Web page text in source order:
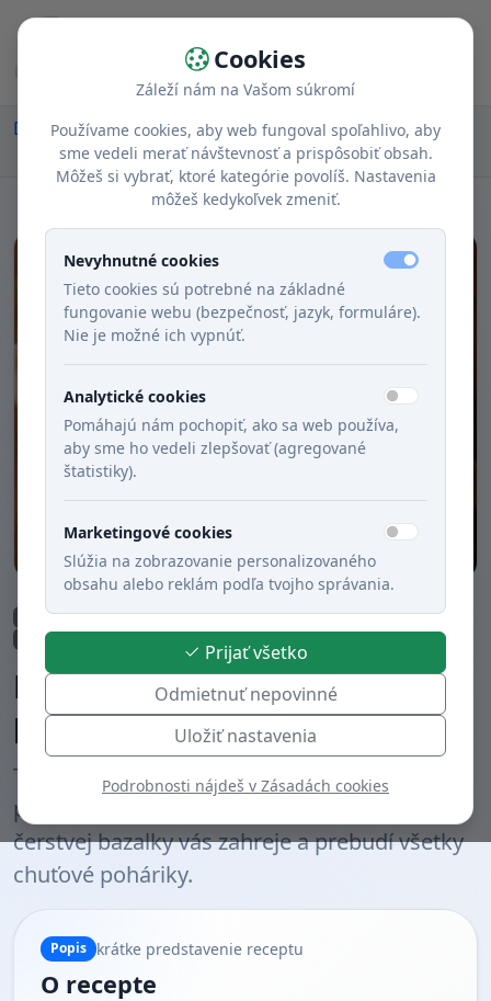
Domov Recepty Chody
Obed
Krémová paradajková polievka s čili a bazalkou
Obed Polievky Rýchla príprava (do 30 min.)
Zeleninové jedlá
Bezmäsité jedlá
Krémová paradajková
polievka s čili a bazalkou
Tradičná krémová paradajková polievka s
pikantným dotykom čili papričky a vôňou
čerstvej bazalky vás zahreje a prebudí všetky
chuťové poháriky.
Popis krátke predstavenie receptu
O recepte
Cookies
Záleží nám na Vašom súkromí
Používame cookies, aby web fungoval spoľahlivo, aby
sme vedeli merať návštevnosť a prispôsobiť obsah.
Môžeš si vybrať, ktoré kategórie povolíš. Nastavenia
môžeš kedykoľvek zmeniť.
Nevyhnutné cookies
Tieto cookies sú potrebné na základné
fungovanie webu (bezpečnosť, jazyk, formuláre).
Nie je možné ich vypnúť.
Analytické cookies
Pomáhajú nám pochopiť, ako sa web používa,
aby sme ho vedeli zlepšovať (agregované
štatistiky).
Marketingové cookies
Slúžia na zobrazovanie personalizovaného
obsahu alebo reklám podľa tvojho správania.
Prijať všetko
Odmietnuť nepovinné
Uložiť nastavenia
Podrobnosti nájdeš v Zásadách cookies